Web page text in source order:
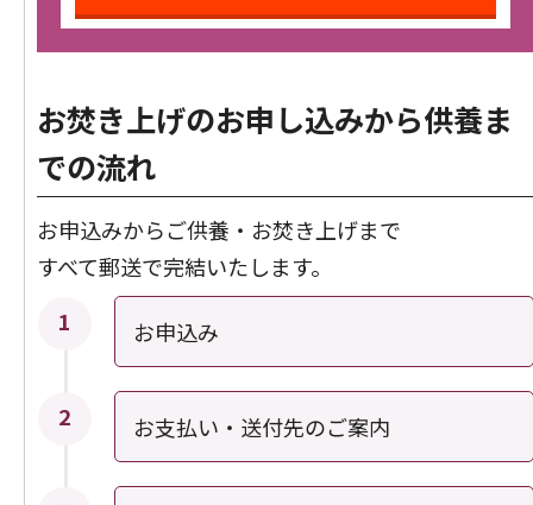
お焚き上げのお申し込みから供養ま
での流れ
お申込みからご供養・お焚き上げまで
すべて郵送で完結いたします。
お申込み
お支払い・送付先のご案内